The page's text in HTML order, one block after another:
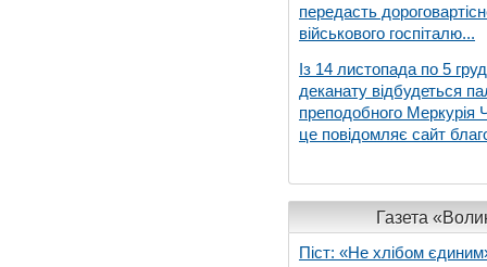
передасть
військового госпіталю...
Із 14 листопада по 5
деканату відбудеться
преподобного Меркурія
це повідомляє сайт
Газета
Піст: «Не хлібом